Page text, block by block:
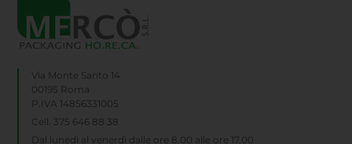
Via Monte Santo 14
00195 Roma
P.IVA 14856331005
Cell. 375 646 88 38
Dal lunedì al venerdì dalle ore 8.00 alle ore 17.00